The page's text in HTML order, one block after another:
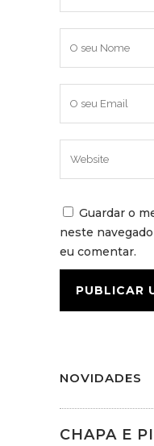
Guardar o
neste
eu comentar.
NOVIDADES
CHAPA E